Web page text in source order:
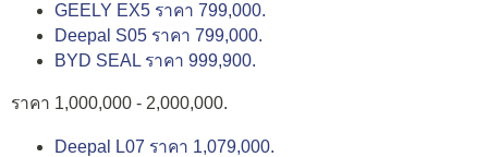
GEELY EX5 ราคา 799,000.
Deepal S05 ราคา 799,000.
BYD SEAL ราคา 999,900.
ราคา 1,000,000 - 2,000,000.
Deepal L07 ราคา 1,079,000.